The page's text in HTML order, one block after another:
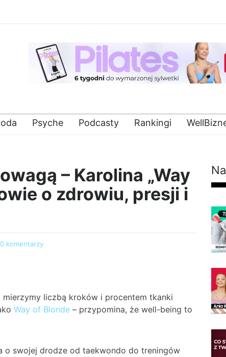
Psyche Podcasty Rankingi
– Karolina „Way
o zdrowiu, presji i
0 komentarzy
liczbą kroków i procentem tkanki
Way of Blonde – przypomina, że well-being to
o swojej drodze od taekwondo do treningów